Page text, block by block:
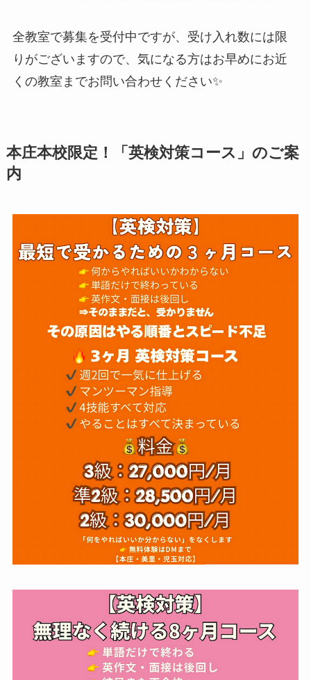
全教室で募集を受付中ですが、受け入れ数には限
りがございますので、気になる方はお早めにお近
くの教室までお問い合わせください✨
本庄本校限定！「英検対策コース」のご案
内